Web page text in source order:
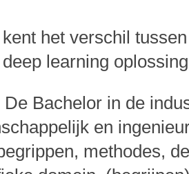
kent het verschil
deep learning
De Bachelor in de
en
methodes,